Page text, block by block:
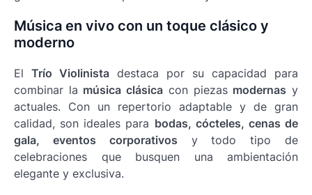
Música en vivo con un toque clásico y
moderno
El Trío Violinista destaca por su capacidad para
combinar la música clásica con piezas modernas y
actuales. Con un repertorio adaptable y de gran
calidad, son ideales para bodas, cócteles, cenas de
gala, eventos corporativos y todo tipo de
celebraciones que busquen una ambientación
elegante y exclusiva.